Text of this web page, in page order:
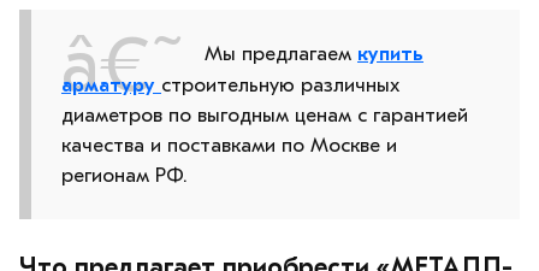
Мы предлагаем купить
арматуру строительную различных
диаметров по выгодным ценам с гарантией
качества и поставками по Москве и
регионам РФ.